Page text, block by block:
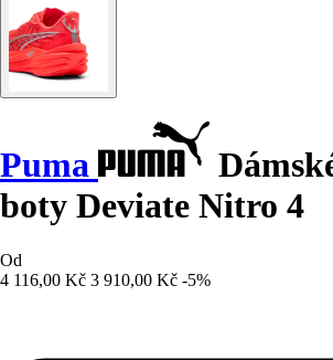
Puma
boty Deviate Nitro 4
Od
4 116,00 Kč 3 910,00 Kč -5%